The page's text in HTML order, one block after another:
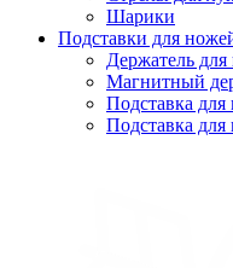
Шарики
Подставки для
Держатель
Магнитный
Подставка
Подставка